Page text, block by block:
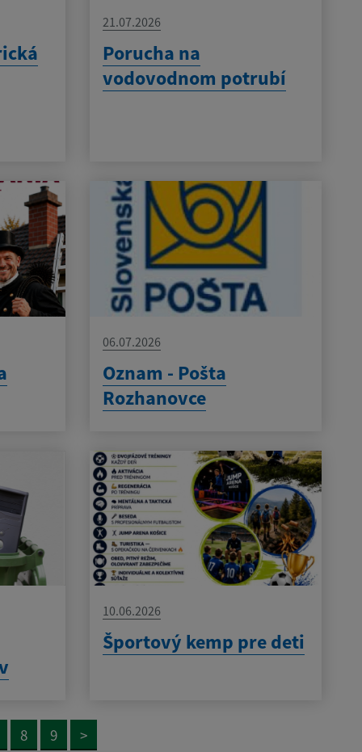
21.07.2026
Porucha na
vodovodnom potrubí
06.07.2026
Oznam - Pošta
Rozhanovce
10.06.2026
Športový kemp pre deti
8 9 >